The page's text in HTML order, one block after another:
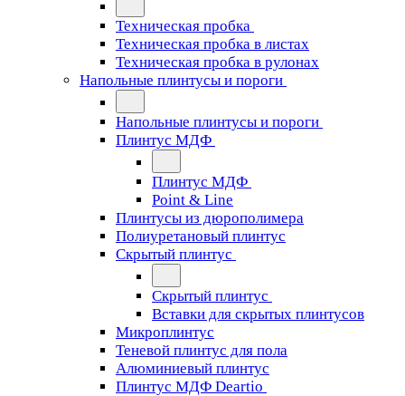
Техническая пробка
Техническая пробка в листах
Техническая пробка в рулонах
Напольные плинтусы и пороги
Напольные плинтусы и пороги
Плинтус МДФ
Плинтус МДФ
Point & Line
Плинтусы из дюрополимера
Полиуретановый плинтус
Скрытый плинтус
Скрытый плинтус
Вставки для скрытых плинтусов
Микроплинтус
Теневой плинтус для пола
Алюминиевый плинтус
Плинтус МДФ Deartio